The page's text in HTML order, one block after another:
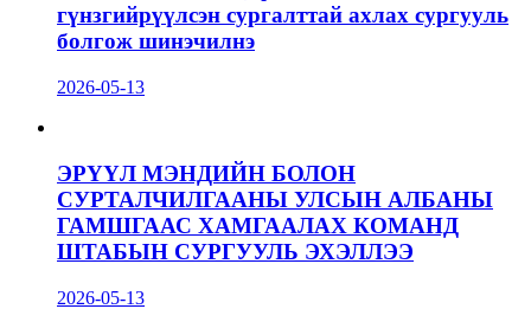
гүнзгийрүүлсэн сургалттай ахлах сургууль
болгож шинэчилнэ
2026-05-13
ЭРҮҮЛ МЭНДИЙН БОЛОН
СУРТАЛЧИЛГААНЫ УЛСЫН АЛБАНЫ
ГАМШГААС ХАМГААЛАХ КОМАНД
ШТАБЫН СУРГУУЛЬ ЭХЭЛЛЭЭ
2026-05-13